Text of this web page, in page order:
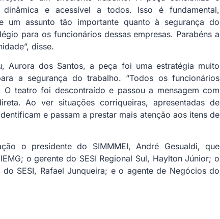
e acessível a todos. Isso é fundamental,
um assunto tão importante quanto à segurança do
para os funcionários dessas empresas. Parabéns a
disse.
Aurora dos Santos, a peça foi uma estratégia muito
a segurança do trabalho. “Todos os funcionários
teatro foi descontraído e passou a mensagem com
Ao ver situações corriqueiras, apresentadas de
e passam a prestar mais atenção aos itens de
o presidente do SIMMMEI, André Gesualdi, que
o gerente do SESI Regional Sul, Haylton Júnior; o
SESI, Rafael Junqueira; e o agente de Negócios do